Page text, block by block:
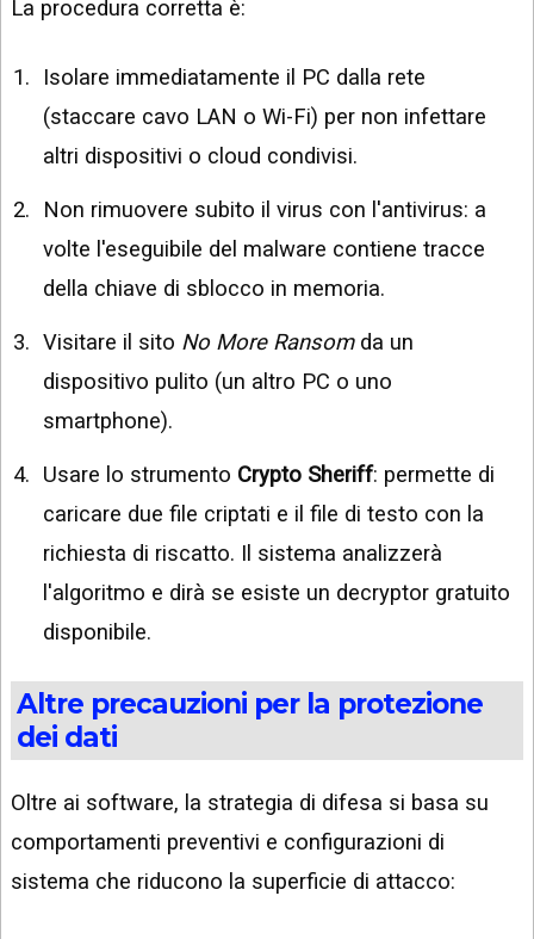
La procedura corretta è:
Isolare immediatamente il PC dalla rete
(staccare cavo LAN o Wi-Fi) per non infettare
altri dispositivi o cloud condivisi.
Non rimuovere subito il virus con l'antivirus: a
volte l'eseguibile del malware contiene tracce
della chiave di sblocco in memoria.
Visitare il sito No More Ransomda un
dispositivo pulito (un altro PC o uno
smartphone).
Usare lo strumento Crypto Sheriff: permette di
caricare due file criptati e il file di testo con la
richiesta di riscatto. Il sistema analizzerà
l'algoritmo e dirà se esiste un decryptor gratuito
disponibile.
Altre precauzioni per la protezione
dei dati
Oltre ai software, la strategia di difesa si basa su
comportamenti preventivi e configurazioni di
sistema che riducono la superficie di attacco: